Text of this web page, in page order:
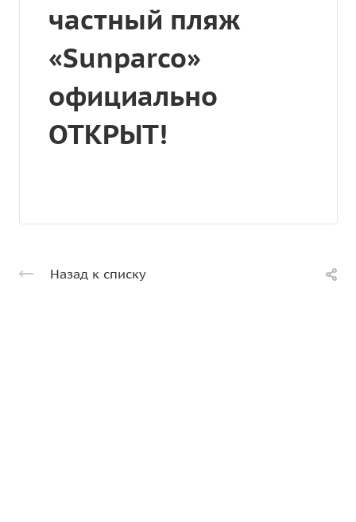
частный пляж
«Sunparco»
официально
ОТКРЫТ!
Назад к списку